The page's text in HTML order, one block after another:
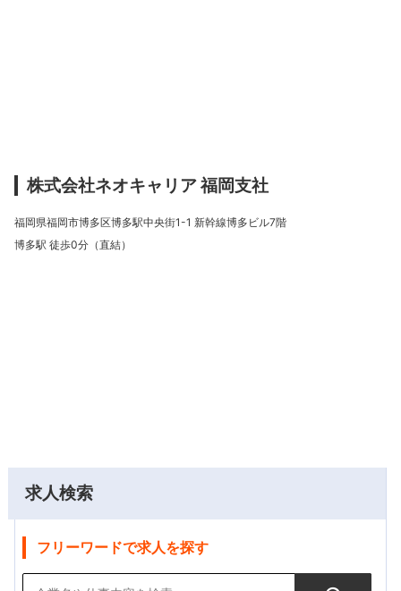
求人検索
フリーワードで求人を探す
株式会社ネオキャリア 福岡支社
福岡県福岡市博多区博多駅中央街1-1 新幹線博多ビル7階
博多駅 徒歩0分（直結）